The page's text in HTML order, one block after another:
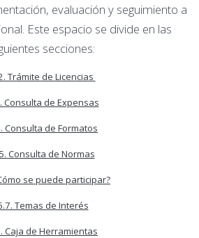
evaluación y seguimiento a
Este espacio se divide en las
secciones:
Trámite de Licencias
Consulta de Expensas
Consulta de Formatos
Consulta de Normas
se puede participar?
Temas de Interés
Caja de Herramientas